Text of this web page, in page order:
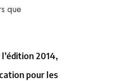
que
2014,
pour les